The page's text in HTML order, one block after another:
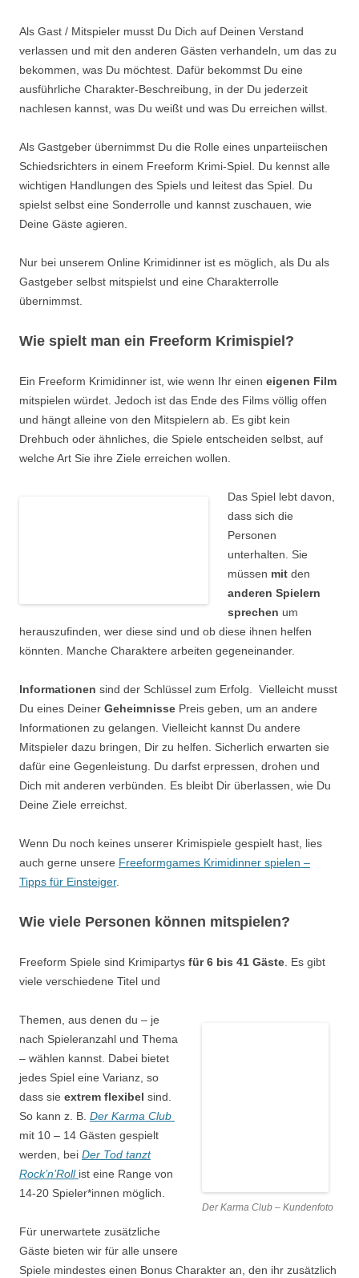
Als Gast / Mitspieler musst Du Dich auf Deinen Verstand
verlassen und mit den anderen Gästen verhandeln, um das zu
bekommen, was Du möchtest. Dafür bekommst Du eine
ausführliche Charakter-Beschreibung, in der Du jederzeit
nachlesen kannst, was Du weißt und was Du erreichen willst.
Als Gastgeber übernimmst Du die Rolle eines unparteiischen
Schiedsrichters in einem Freeform Krimi-Spiel . Du kennst alle
wichtigen Handlungen des Spiels und leitest das Spiel. Du
spielst selbst eine Sonderrolle und kannst zuschauen, wie
Deine Gäste agieren.
Nur bei unserem Online Krimidinner ist es möglich, als Du als
Gastgeber selbst mitspielst und eine Charakterrolle
übernimmst.
Wie spielt man ein Freeform Krimispiel?
Ein Freeform Krimidinner ist, wie wenn Ihr einen eigenen Film
mitspielen würdet. Jedoch ist das Ende des Films völlig offen
und hängt alleine von den Mitspielern ab. Es gibt kein
Drehbuch oder ähnliches, die Spiele entscheiden selbst, auf
welche Art Sie ihre Ziele erreichen wollen.
Das Spiel lebt davon,
dass sich die
Personen
unterhalten. Sie
müssen mit den
anderen Spielern
sprechen um
herauszufinden, wer diese sind und ob diese ihnen helfen
könnten. Manche Charaktere arbeiten gegeneinander.
Informationen sind der Schlüssel zum Erfolg. Vielleicht musst
Du eines Deiner Geheimnisse Preis geben, um an andere
Informationen zu gelangen. Vielleicht kannst Du andere
Mitspieler dazu bringen, Dir zu helfen. Sicherlich erwarten sie
dafür eine Gegenleistung. Du darfst erpressen, drohen und
Dich mit anderen verbünden. Es bleibt Dir überlassen, wie Du
Deine Ziele erreichst.
Wenn Du noch keines unserer Krimispiele gespielt hast, lies
auch gerne unsere Freeformgames Krimidinner spielen –
Tipps für Einsteiger.
Wie viele Personen können mitspielen?
Freeform Spiele sind Krimipartys für 6 bis 41 Gäste . Es gibt
viele verschiedene Titel und
Der Karma Club – Kundenfoto
Themen, aus denen du – je
nach Spieleranzahl und Thema
– wählen kannst. Dabei bietet
jedes Spiel eine Varianz, so
dass sie extrem flexibel sind.
So kann z. B. Der Karma Club
mit 10 – 14 Gästen gespielt
werden, bei Der Tod tanzt
Rock’n’Roll ist eine Range von
14-20 Spieler*innen möglich.
Für unerwartete zusätzliche
Gäste bieten wir für alle unsere
Spiele mindestes einen Bonus Charakter an, den ihr zusätzlich